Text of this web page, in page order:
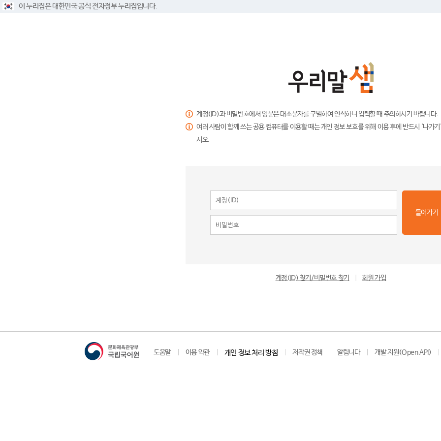
이 누리집은 대한민국 공식 전자정부 누리집입니다.
계정(ID)과 비밀번호에서 영문은 대소문자를 구별하여 인식하니 입력할 때 주의하시기 바랍니다.
여러 사람이 함께 쓰는 공용 컴퓨터를 이용할 때는 개인 정보 보호를 위해 이용 후에 반드시 '나가
시오.
들어가기
계정(ID) 찾기/비밀번호 찾기 회원 가입
도움말 이용 약관 개인 정보 처리 방침 저작권 정책 알립니다 개발 지원(Open API)